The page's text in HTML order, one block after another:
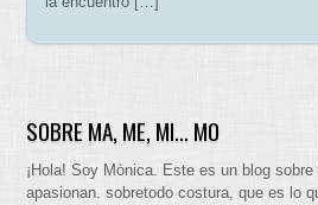
SOBRE MA, ME, MI… MO
¡Hola! Soy Mònica. Este es un blog
apasionan. sobretodo costura, que es lo